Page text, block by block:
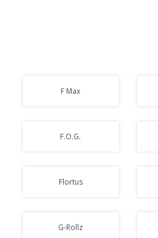
F Max
F.O.G.
Flortus
G-Rollz